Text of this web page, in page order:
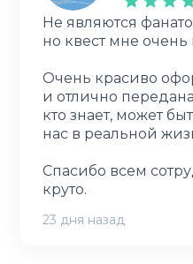
Не являются
но квест мне
Очень красиво
и отлично
кто знает, может
нас в реальной
Спасибо всем
круто.
23 дня назад